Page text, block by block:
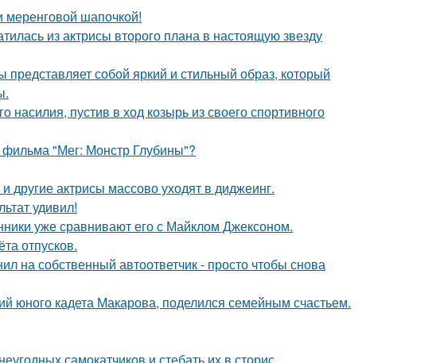
меренговой шапочкой!
из актрисы второго плана в настоящую звезду
собой яркий и стильный образ, который
пустив в ход козырь из своего спортивного
фильма "Мег: Монстр Глубины"?
другие актрисы массово уходят в диджеинг.
удивил!
уже сравнивают его с Майклом Джексоном.
отпусков.
на собственный автоответчик - просто чтобы снова
юного кадета Макарова, поделился семейным счастьем.